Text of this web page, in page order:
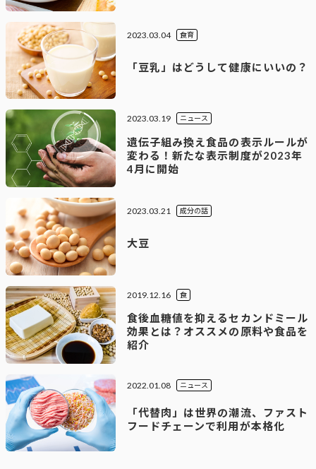
2023.03.04
「豆乳」はどうして健康にいいの？
食育
2023.03.19
遺伝子組み換え食品の表示ルールが
変わる！新たな表示制度が2023年
4月に開始
ニュース
2023.03.21
大豆
成分の話
2019.12.16
食後血糖値を抑えるセカンドミール
効果とは？オススメの原料や食品を
紹介
食
2022.01.08
「代替肉」は世界の潮流、ファスト
フードチェーンで利用が本格化
ニュース